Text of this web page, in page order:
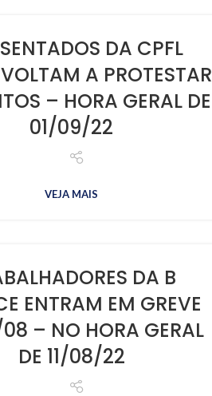
DA CPFL
A PROTESTAR
– HORA GERAL DE
01/09/22
VEJA MAIS
DA B
ENTRAM EM GREVE
– NO HORA GERAL
DE 11/08/22